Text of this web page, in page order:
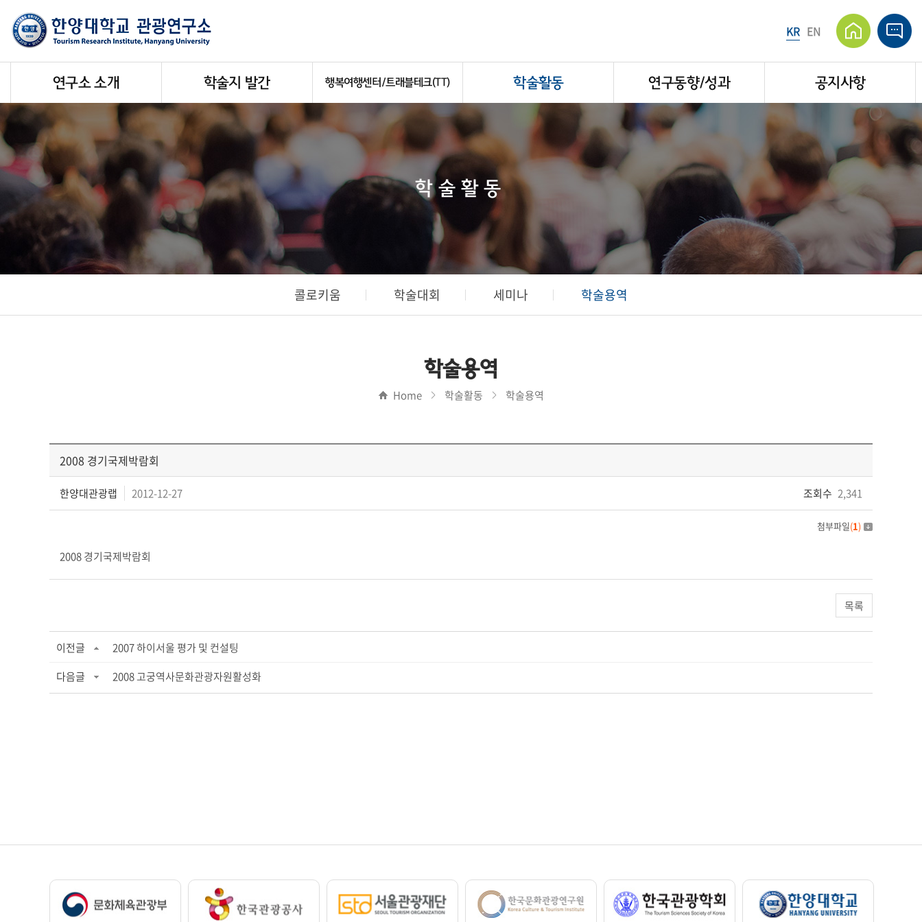
KR EN
연구소 소개 학술지 발간 행복여행센터/트래블테크(TT) 학술활동 연구동향/성과 공지사항
학술활동
콜로키움 학술대회 세미나 학술용역
학술용역
Home 학술활동 학술용역
2008 경기국제박람회
한양대관광랩 2012-12-27 조회수 2,341
첨부파일(1)
2008 경기국제박람회
목록
이전글
2007 하이서울 평가 및 컨설팅
다음글
2008 고궁역사문화관광자원활성화